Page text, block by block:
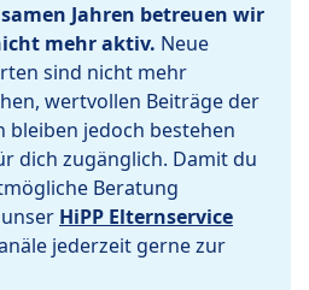
Jahren betreuen wir
mehr aktiv. Neue
sind nicht mehr
wertvollen Beiträge der
bleiben jedoch bestehen
dich zugänglich. Damit du
Beratung
HiPP Elternservice
jederzeit gerne zur